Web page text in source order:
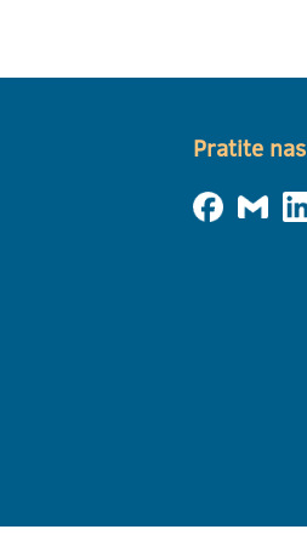
Pratite nas